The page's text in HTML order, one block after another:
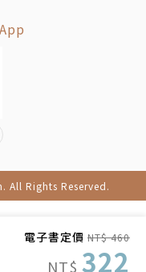
電子書定價 NT$ 460
NT$ 322
執行長
All Rights Reserved.